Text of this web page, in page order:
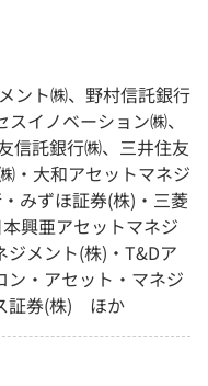
ント㈱、野村信託銀行
イノベーション㈱、
信託銀行㈱、三井住友
・大和アセットマネジ
みずほ証券(株)・三菱
興亜アセットマネジ
ジメント(株)・T&Dア
ン・アセット・マネジ
証券(株) ほか